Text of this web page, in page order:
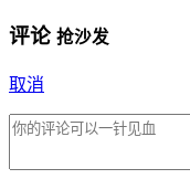
评论 抢沙发
取消